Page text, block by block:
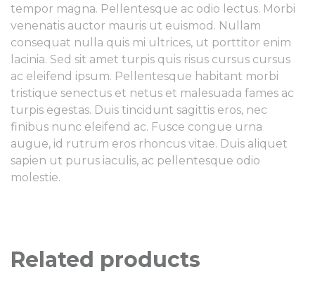
tempor magna. Pellentesque ac odio lectus. Morbi
venenatis auctor mauris ut euismod. Nullam
consequat nulla quis mi ultrices, ut porttitor enim
lacinia. Sed sit amet turpis quis risus cursus cursus
ac eleifend ipsum. Pellentesque habitant morbi
tristique senectus et netus et malesuada fames ac
turpis egestas. Duis tincidunt sagittis eros, nec
finibus nunc eleifend ac. Fusce congue urna
augue, id rutrum eros rhoncus vitae. Duis aliquet
sapien ut purus iaculis, ac pellentesque odio
molestie.
Related products